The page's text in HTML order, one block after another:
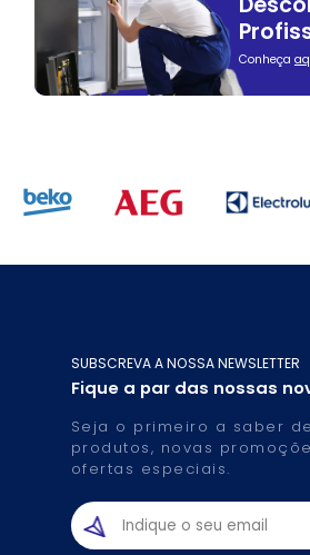
Conheça
SUBSCREVA A NOSSA NEWSLETTER
Fique a par das nossas
Seja o primeiro a saber
produtos, novas
ofertas especiais.